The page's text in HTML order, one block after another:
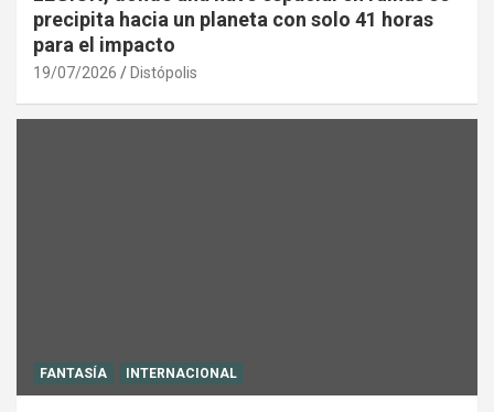
precipita hacia un planeta con solo 41 horas
para el impacto
19/07/2026 Distópolis
FANTASÍA INTERNACIONAL